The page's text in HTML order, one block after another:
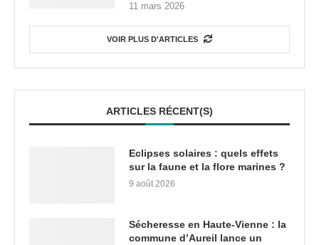
11 mars 2026
VOIR PLUS D'ARTICLES
ARTICLES RÉCENT(S)
Eclipses solaires : quels effets
sur la faune et la flore marines ?
9 août 2026
Sécheresse en Haute-Vienne : la
commune d’Aureil lance un